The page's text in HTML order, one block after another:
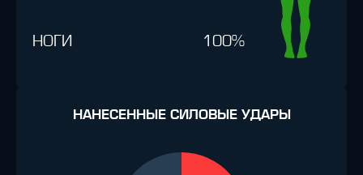
НОГИ 100%
НАНЕСЕННЫЕ СИЛОВЫЕ УДАРЫ